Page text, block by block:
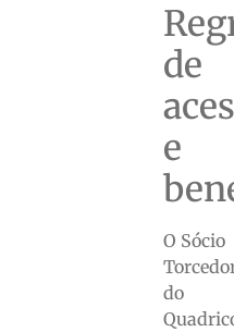
de
e
O Sócio
do